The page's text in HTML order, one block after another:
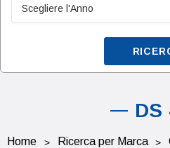
DS
Home Ricerca per Marca